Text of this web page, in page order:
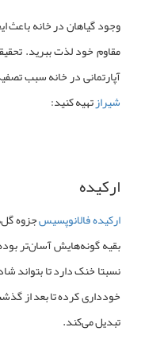
وجود گیاهان در خانه باعث
مقاومخود لذت ببرید.
آپارتمانیدر خانه سبب
شیرازتهیه کنید:
ارکیده
ارکیده فالانوپسیسجزوه
بقیه گونه‌هایش آسان‌تر
خودداری کرده تا بعد از
تبدیل می‌کند.